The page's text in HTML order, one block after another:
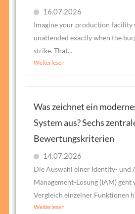
16.07.2026
Imagine your production facility
unattended exactly when the
strike. That...
Weiterlesen
Was zeichnet ein
System aus? Sechs
Bewertungskriterien
14.07.2026
Die Auswahl einer Identity- und
Management-Lösung (IAM) geht
Vergleich einzelner Funktionen
Weiterlesen